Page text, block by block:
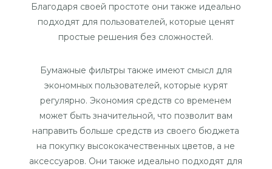
Благодаря своей простоте они также идеально
подходят для пользователей, которые ценят
простые решения без сложностей.
Бумажные фильтры также имеют смысл для
экономных пользователей, которые курят
регулярно. Экономия средств со временем
может быть значительной, что позволит вам
направить больше средств из своего бюджета
на покупку высококачественных цветов, а не
аксессуаров. Они также идеально подходят для